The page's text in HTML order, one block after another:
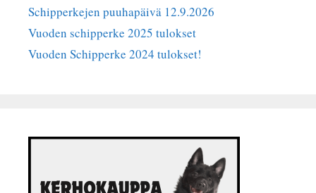
Schipperkejen puuhapäivä 12.9.2026
Vuoden schipperke 2025 tulokset
Vuoden Schipperke 2024 tulokset!